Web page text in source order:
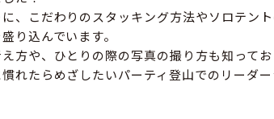
、こだわりのスタッキング方法やソロテン
り込んでいます。
方や、ひとりの際の写真の撮り方も知ってお
れたらめざしたいパーティ登山でのリーダー